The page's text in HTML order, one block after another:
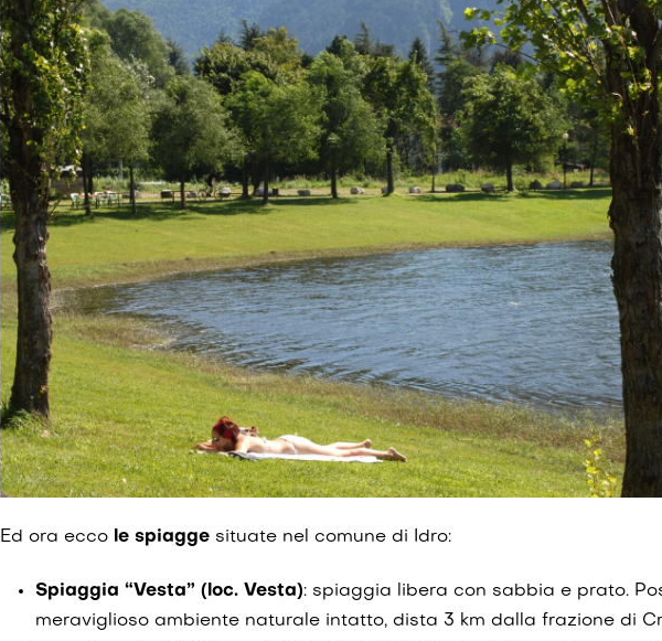
Ed ora ecco le spiagge situate nel comune di Idro:
Spiaggia “Vesta” (loc. Vesta): spiaggia libera con sabbia e prato.
meraviglioso ambiente naturale intatto, dista 3 km dalla frazione di